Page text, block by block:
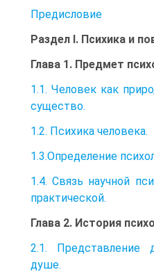
Предисловие
Раздел I. Психика и
Глава 1. Предмет
1.1. Человек как
существо.
1.2. Психика человека.
1.3.Определение
1.4. Связь научной
практической.
Глава 2. История
2.1. Представление
душе.